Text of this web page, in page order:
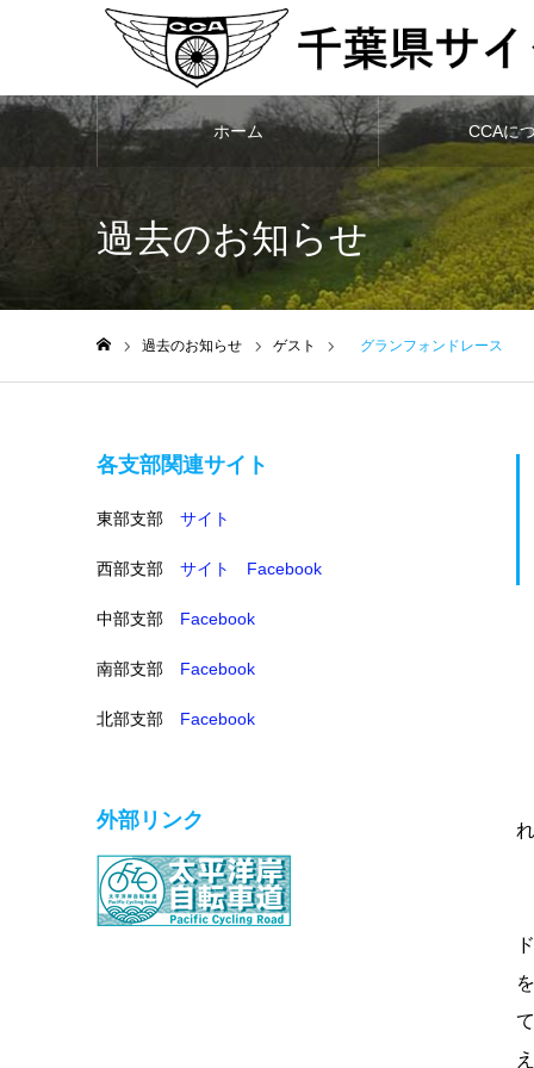
ホーム CCAに
過去のお知らせ
過去のお知らせ ゲスト グランフォンドレース
各支部関連サイト
東部支部 サイト
西部支部 サイト Facebook
中部支部 Facebook
南部支部 Facebook
北部支部 Facebook
外部リンク